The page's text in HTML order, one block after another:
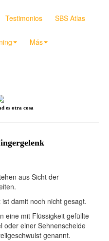
Testimonios SBS Atlas
Más
es otra cosa
aus Sicht der
damit noch nicht gesagt.
eine mit Flüssigkeit gefüllte
oder einer Sehnenscheide
genannt.